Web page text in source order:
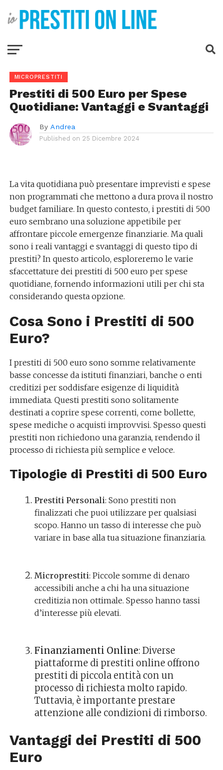
MICROPRESTITI
Prestiti di 500 Euro per Spese
Quotidiane: Vantaggi e Svantaggi
By Andrea
Published on 25 Dicembre 2024
La vita quotidiana può presentare imprevisti e spese
non programmati che mettono a dura prova il nostro
budget familiare. In questo contesto, i prestiti di 500
euro sembrano una soluzione appetibile per
affrontare piccole emergenze finanziarie. Ma quali
sono i reali vantaggi e svantaggi di questo tipo di
prestiti? In questo articolo, esploreremo le varie
sfaccettature dei prestiti di 500 euro per spese
quotidiane, fornendo informazioni utili per chi sta
considerando questa opzione.
Cosa Sono i Prestiti di 500
Euro?
I prestiti di 500 euro sono somme relativamente
basse concesse da istituti finanziari, banche o enti
creditizi per soddisfare esigenze di liquidità
immediata. Questi prestiti sono solitamente
destinati a coprire spese correnti, come bollette,
spese mediche o acquisti improvvisi. Spesso questi
prestiti non richiedono una garanzia, rendendo il
processo di richiesta più semplice e veloce.
Tipologie di Prestiti di 500 Euro
Prestiti Personali: Sono prestiti non
finalizzati che puoi utilizzare per qualsiasi
scopo. Hanno un tasso di interesse che può
variare in base alla tua situazione finanziaria.
Microprestiti: Piccole somme di denaro
accessibili anche a chi ha una situazione
creditizia non ottimale. Spesso hanno tassi
d’interesse più elevati.
Finanziamenti Online: Diverse
piattaforme di prestiti online offrono
prestiti di piccola entità con un
processo di richiesta molto rapido.
Tuttavia, è importante prestare
attenzione alle condizioni di rimborso.
Vantaggi dei Prestiti di 500
Euro